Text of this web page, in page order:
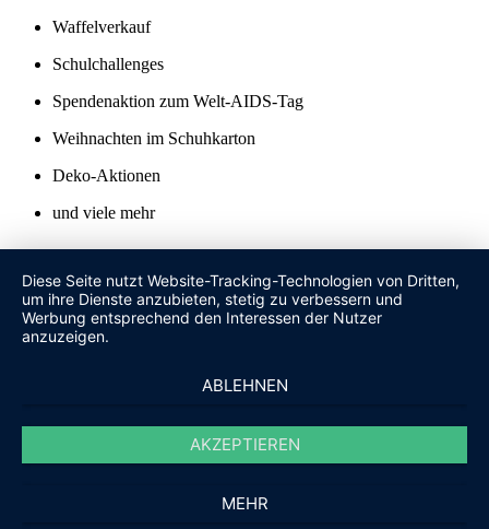
Waffelverkauf
Schulchallenges
Spendenaktion zum Welt-AIDS-Tag
Weihnachten im Schuhkarton
Deko-Aktionen
und viele mehr
Heinrich-von-Kleist-Realschule
Diese Seite nutzt Website-Tracking-Technologien von Dritten,
um ihre Dienste anzubieten, stetig zu verbessern und
Werbung entsprechend den Interessen der Nutzer
anzuzeigen.
ABLEHNEN
AKZEPTIEREN
MEHR